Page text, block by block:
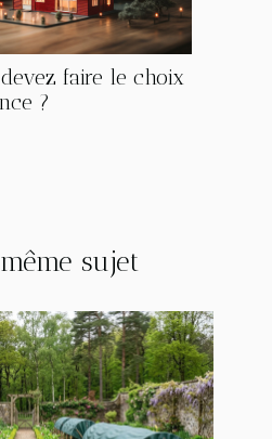
faire le choix
?
sujet